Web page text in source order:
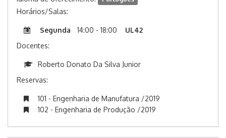
Horários/Salas:
Segunda 14:00 - 18:00
UL42
Docentes:
Roberto Donato Da Silva Junior
Reservas:
101 - Engenharia de Manufatura /2019
102 - Engenharia de Produção /2019